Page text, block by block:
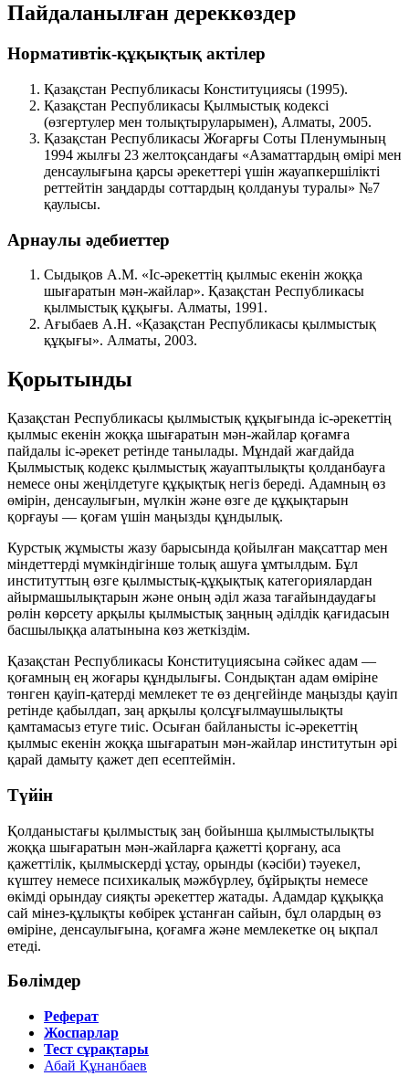
Пайдаланылған дереккөздер
Нормативтік-құқықтық актілер
Қазақстан Республикасы Конституциясы (1995).
Қазақстан Республикасы Қылмыстық кодексі
(өзгертулер мен толықтыруларымен), Алматы, 2005.
Қазақстан Республикасы Жоғарғы Соты Пленумының
1994 жылғы 23 желтоқсандағы «Азаматтардың өмірі мен
денсаулығына қарсы әрекеттері үшін жауапкершілікті
реттейтін заңдарды соттардың қолдануы туралы» №7
қаулысы.
Арнаулы әдебиеттер
Сыдықов А.М. «Іс-әрекеттің қылмыс екенін жоққа
шығаратын мән-жайлар». Қазақстан Республикасы
қылмыстық құқығы. Алматы, 1991.
Ағыбаев А.Н. «Қазақстан Республикасы қылмыстық
құқығы». Алматы, 2003.
Қорытынды
Қазақстан Республикасы қылмыстық құқығында іс-әрекеттің
қылмыс екенін жоққа шығаратын мән-жайлар қоғамға
пайдалы іс-әрекет ретінде танылады. Мұндай жағдайда
Қылмыстық кодекс қылмыстық жауаптылықты қолданбауға
немесе оны жеңілдетуге құқықтық негіз береді. Адамның өз
өмірін, денсаулығын, мүлкін және өзге де құқықтарын
қорғауы — қоғам үшін маңызды құндылық.
Курстық жұмысты жазу барысында қойылған мақсаттар мен
міндеттерді мүмкіндігінше толық ашуға ұмтылдым. Бұл
институттың өзге қылмыстық-құқықтық категориялардан
айырмашылықтарын және оның әділ жаза тағайындаудағы
рөлін көрсету арқылы қылмыстық заңның әділдік қағидасын
басшылыққа алатынына көз жеткіздім.
Қазақстан Республикасы Конституциясына сәйкес адам —
қоғамның ең жоғары құндылығы. Сондықтан адам өміріне
төнген қауіп-қатерді мемлекет те өз деңгейінде маңызды қауіп
ретінде қабылдап, заң арқылы қолсұғылмаушылықты
қамтамасыз етуге тиіс. Осыған байланысты іс-әрекеттің
қылмыс екенін жоққа шығаратын мән-жайлар институтын әрі
қарай дамыту қажет деп есептеймін.
Түйін
Қолданыстағы қылмыстық заң бойынша қылмыстылықты
жоққа шығаратын мән-жайларға қажетті қорғану, аса
қажеттілік, қылмыскерді ұстау, орынды (кәсіби) тәуекел,
күштеу немесе психикалық мәжбүрлеу, бұйрықты немесе
өкімді орындау сияқты әрекеттер жатады. Адамдар құқыққа
сай мінез-құлықты көбірек ұстанған сайын, бұл олардың өз
өміріне, денсаулығына, қоғамға және мемлекетке оң ықпал
етеді.
Бөлімдер
Реферат
Жоспарлар
Тест сұрақтары
Абай Құнанбаев